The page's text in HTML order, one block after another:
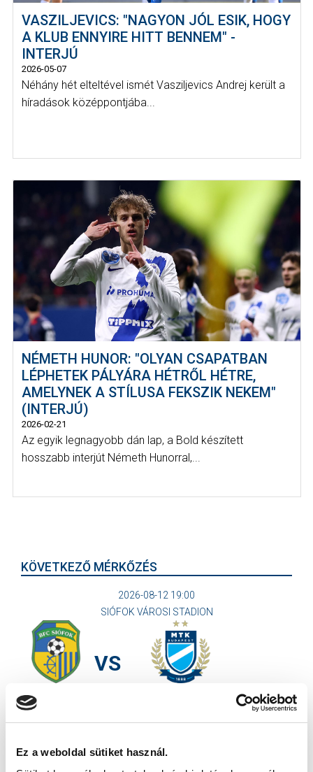
Ez a weboldal sütiket használ.
VASZILJEVICS: "NAGYON JÓL ESIK, HOGY
A KLUB ENNYIRE HITT BENNEM" -
INTERJÚ
2026-05-07
Néhány hét elteltével ismét Vasziljevics Andrej került a
híradások középpontjába...
NÉMETH HUNOR: "OLYAN CSAPATBAN
LÉPHETEK PÁLYÁRA HÉTRŐL HÉTRE,
AMELYNEK A STÍLUSA FEKSZIK NEKEM"
(INTERJÚ)
2026-02-21
Az egyik legnagyobb dán lap, a Bold készített
hosszabb interjút Németh Hunorral,...
KÖVETKEZŐ MÉRKŐZÉS
2026-08-12 19:00
SIÓFOK VÁROSI STADION
BFC SIÓFOK
VS
Ne maradjon le egy eseményről sem! Iratkozzon fel ingyenes